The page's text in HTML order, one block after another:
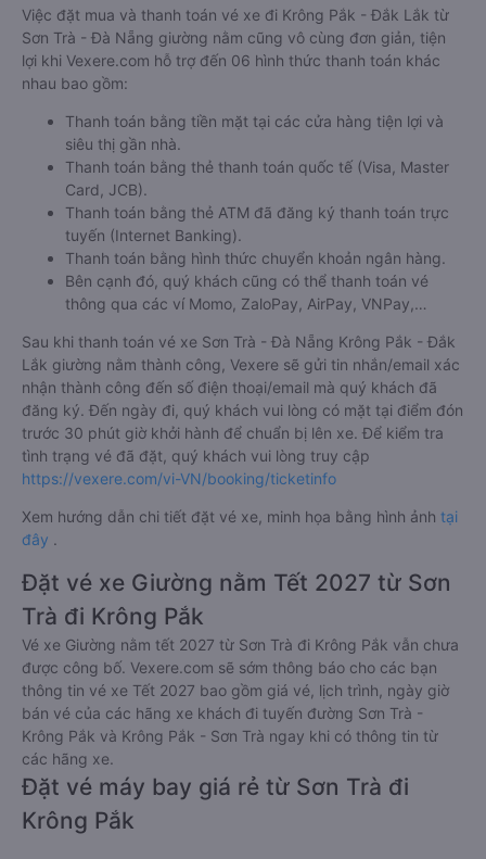
Việc đặt mua và thanh toán vé xe đi Krông Pắk - Đắk Lắk từ
Sơn Trà - Đà Nẵng giường nằm cũng vô cùng đơn giản, tiện
lợi khi Vexere.com hỗ trợ đến 06 hình thức thanh toán khác
nhau bao gồm:
Thanh toán bằng tiền mặt tại các cửa hàng tiện lợi và
siêu thị gần nhà.
Thanh toán bằng thẻ thanh toán quốc tế (Visa, Master
Card, JCB).
Thanh toán bằng thẻ ATM đã đăng ký thanh toán trực
tuyến (Internet Banking).
Thanh toán bằng hình thức chuyển khoản ngân hàng.
Bên cạnh đó, quý khách cũng có thể thanh toán vé
thông qua các ví Momo, ZaloPay, AirPay, VNPay,…
Sau khi thanh toán vé xe Sơn Trà - Đà Nẵng Krông Pắk - Đắk
Lắk giường nằm thành công, Vexere sẽ gửi tin nhắn/email xác
nhận thành công đến số điện thoại/email mà quý khách đã
đăng ký. Đến ngày đi, quý khách vui lòng có mặt tại điểm đón
trước 30 phút giờ khởi hành để chuẩn bị lên xe. Để kiểm tra
tình trạng vé đã đặt, quý khách vui lòng truy cập
https://vexere.com/vi-VN/booking/ticketinfo
Xem hướng dẫn chi tiết đặt vé xe, minh họa bằng hình ảnh tại
đây .
Đặt vé xe Giường nằm Tết 2027 từ Sơn
Trà đi Krông Pắk
Vé xe Giường nằm tết 2027 từ Sơn Trà đi Krông Pắk vẫn chưa
được công bố. Vexere.com sẽ sớm thông báo cho các bạn
thông tin vé xe Tết 2027 bao gồm giá vé, lịch trình, ngày giờ
bán vé của các hãng xe khách đi tuyến đường Sơn Trà -
Krông Pắk và Krông Pắk - Sơn Trà ngay khi có thông tin từ
các hãng xe.
Đặt vé máy bay giá rẻ từ Sơn Trà đi
Krông Pắk